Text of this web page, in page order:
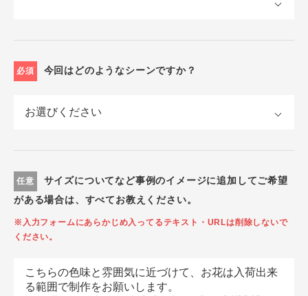
必須 今回はどのようなシーンですか？
任意
サイズについてなど事例のイメージに追加してご希望
がある場合は、すべてお教えください。
※入力フォームにあらかじめ入ってるテキスト・URLは削除しないで
ください。